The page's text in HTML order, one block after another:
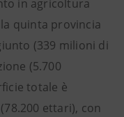
in agricoltura
quinta provincia
(339 milioni di
(5.700
totale è
ettari), con